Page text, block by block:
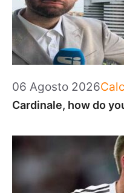
06 Agosto 2026
Cardinale, how do